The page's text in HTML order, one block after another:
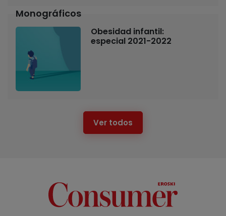
Monográficos
Obesidad infantil:
especial 2021-2022
Ver todos